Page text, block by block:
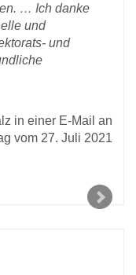
… Ich danke
und
und
in einer E-Mail an
vom 27. Juli 2021